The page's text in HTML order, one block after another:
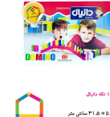
بستن